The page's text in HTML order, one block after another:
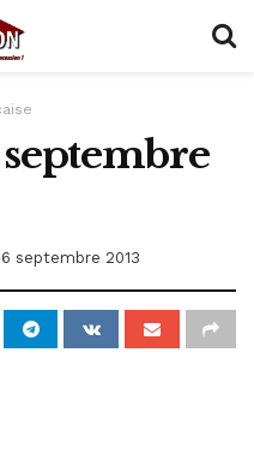
septembre 2013